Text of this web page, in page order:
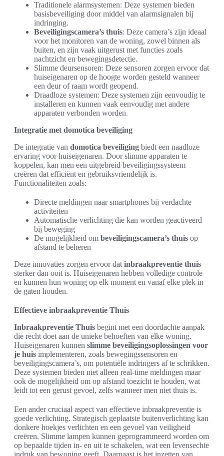
Traditionele alarmsystemen: Deze systemen bieden
basisbeveiliging door middel van alarmsignalen bij
indringing.
Beveiligingscamera’s thuis: Deze camera’s zijn ideaal
voor het monitoren van de woning, zowel binnen als
buiten, en zijn vaak uitgerust met functies zoals
nachtzicht en bewegingsdetectie.
Slimme deursensoren: Deze sensoren zorgen ervoor dat
huiseigenaren op de hoogte worden gesteld wanneer
een deur of raam wordt geopend.
Draadloze systemen: Deze systemen zijn eenvoudig te
installeren en kunnen vaak eenvoudig met andere
apparaten verbonden worden.
Integratie met domotica beveiliging
De integratie van domotica beveiliging biedt een naadloze
ervaring voor huiseigenaren. Door slimme apparaten te
koppelen, kan men een uitgebreid beveiligingssysteem
creëren dat efficiënt en gebruiksvriendelijk is.
Functionaliteiten zoals:
Directe meldingen naar smartphones bij verdachte
activiteiten
Automatische verlichting die kan worden geactiveerd
bij beweging
De mogelijkheid om beveiligingscamera’s thuis op
afstand te beheren
Deze innovaties zorgen ervoor dat inbraakpreventie thuis
sterker dan ooit is. Huiseigenaren hebben volledige controle
en kunnen hun woning op elk moment en vanaf elke plek in
de gaten houden.
Effectieve inbraakpreventie Thuis
Inbraakpreventie Thuis begint met een doordachte aanpak
die recht doet aan de unieke behoeften van elke woning.
Huiseigenaren kunnen slimme beveiligingsoplossingen voor
je huis implementeren, zoals bewegingssensoren en
beveiligingscamera’s, om potentiële indringers af te schrikken.
Deze systemen bieden niet alleen real-time meldingen maar
ook de mogelijkheid om op afstand toezicht te houden, wat
leidt tot een gerust gevoel, zelfs wanneer men niet thuis is.
Een ander cruciaal aspect van effectieve inbraakpreventie is
goede verlichting. Strategisch geplaatste buitenverlichting kan
donkere hoekjes verlichten en een gevoel van veiligheid
creëren. Slimme lampen kunnen geprogrammeerd worden om
op bepaalde tijden in- en uit te schakelen, wat een levensechte
indruk van bewoning geeft. Daarnaast is het inzetten van